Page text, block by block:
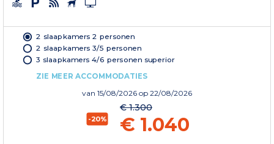
2 slaapkamers 2 personen
2 slaapkamers 3/5 personen
3 slaapkamers 4/6 personen superior
ZIE MEER ACCOMMODATIES
van 15/08/2026 op 22/08/2026
-20%
€ 1.300
€ 1.040